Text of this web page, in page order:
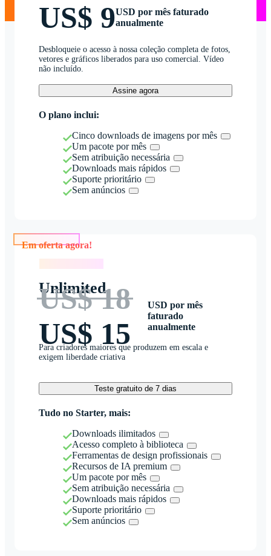
US$ 9USD por mês faturado
anualmente
Desbloqueie o acesso à nossa coleção completa de fotos,
vetores e gráficos liberados para uso comercial. Vídeo
não incluído.
Assine agora
O plano inclui:
Cinco downloads de imagens por mês
Um pacote por mês
Sem atribuição necessária
Downloads mais rápidos
Suporte prioritário
Sem anúncios
Unlimited
US$ 18
US$ 15
USD por mês
faturado
anualmente
Para criadores maiores que produzem em escala e
exigem liberdade criativa
Teste gratuito de 7 dias
Tudo no Starter, mais:
Downloads ilimitados
Acesso completo à biblioteca
Ferramentas de design profissionais
Recursos de IA premium
Um pacote por mês
Sem atribuição necessária
Downloads mais rápidos
Suporte prioritário
Sem anúncios